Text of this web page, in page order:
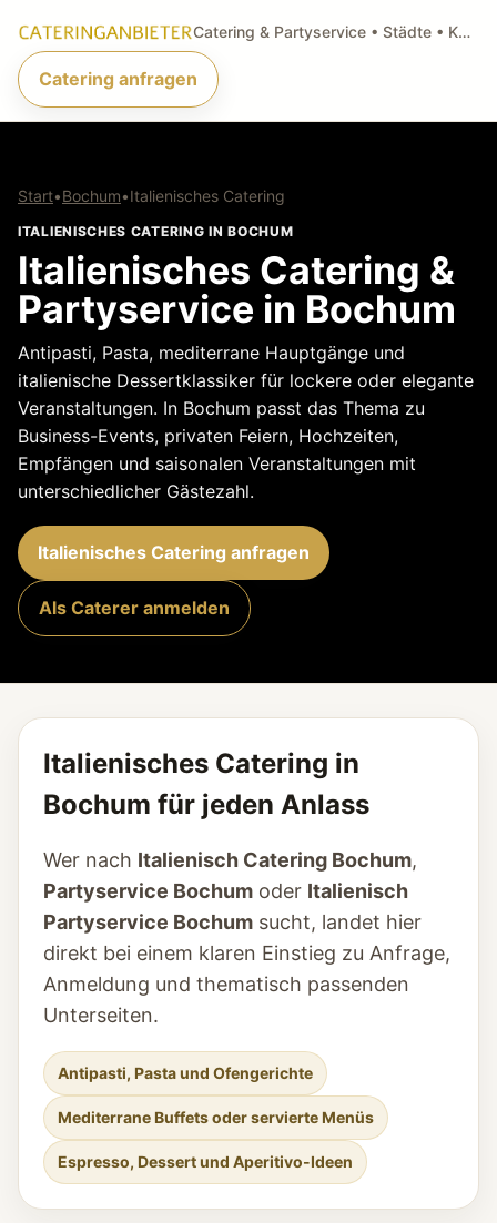
Catering & Partyservice • Städte • Küchenarten • Anfragen
Catering anfragen
Start•Bochum•Italienisches Catering
ITALIENISCHES CATERING IN BOCHUM
Italienisches Catering &
Partyservice in Bochum
Antipasti, Pasta, mediterrane Hauptgänge und
italienische Dessertklassiker für lockere oder elegante
Veranstaltungen. In Bochum passt das Thema zu
Business-Events, privaten Feiern, Hochzeiten,
Empfängen und saisonalen Veranstaltungen mit
unterschiedlicher Gästezahl.
Italienisches Catering anfragen
Als Caterer anmelden
Italienisches Catering in
Bochum für jeden Anlass
Wer nach Italienisch Catering Bochum,
Partyservice Bochum oder Italienisch
Partyservice Bochum sucht, landet hier
direkt bei einem klaren Einstieg zu Anfrage,
Anmeldung und thematisch passenden
Unterseiten.
Antipasti, Pasta und Ofengerichte
Mediterrane Buffets oder servierte Menüs
Espresso, Dessert und Aperitivo-Ideen